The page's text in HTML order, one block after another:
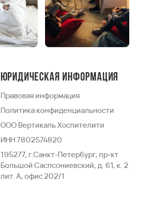
Юридическая информация
Правовая информация
Политика конфиденциальности
ООО Вертикаль Хоспителити
ИНН 7802574820
195277, г.Санкт-Петербург, пр-кт
Большой Саспсониевский, д. 61, к. 2
лит. А, офис 202/1